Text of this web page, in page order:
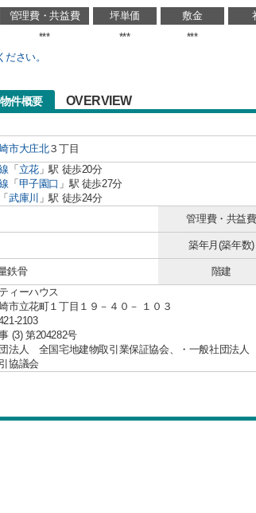
管理費・共益費 坪単価 敷金
*** *** ***
さい。
件概要 OVERVIEW
市大庄北３丁目
「 立花」駅 徒歩20分
「 甲子園口 」駅 徒歩27分
「武庫川 」駅 徒歩24分
管理費・共益費
築年月(築年数)
鉄骨 階建
ィーハウス
市立花町１丁目１９－４０－ １０３
2103
(3) 第204282号
団法人 全国宅地建物取引業保証協会、・一般社団法
協議会